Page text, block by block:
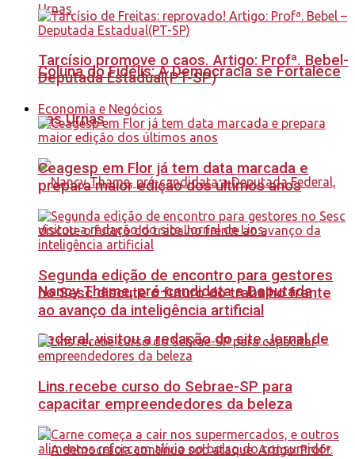
Coluna do Fidélis: A Democracia se Fortalece
nas Urnas
Nancy Thame, pré-candidata a Deputada
Federal, visitou a redação do site Jornal de
Lins.
Tarcísio promove o caos. Artigo: Profª. Bebel-
Deputada Estadual(PT-SP)
Economia e Negócios
Ceagesp em Flor já tem data marcada e
prepara maior edição dos últimos anos
Segunda edição de encontro para gestores
no Sesc discute o futuro do trabalho frente
ao avanço da inteligência artificial
Lins recebe curso do Sebrae-SP para
capacitar empreendedores da beleza